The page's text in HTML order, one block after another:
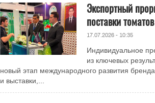
Экспортный
поставки
17.07.2026 - 10:35
Индивидуальное
из ключевых
новый этап международного развития
и выставки,...